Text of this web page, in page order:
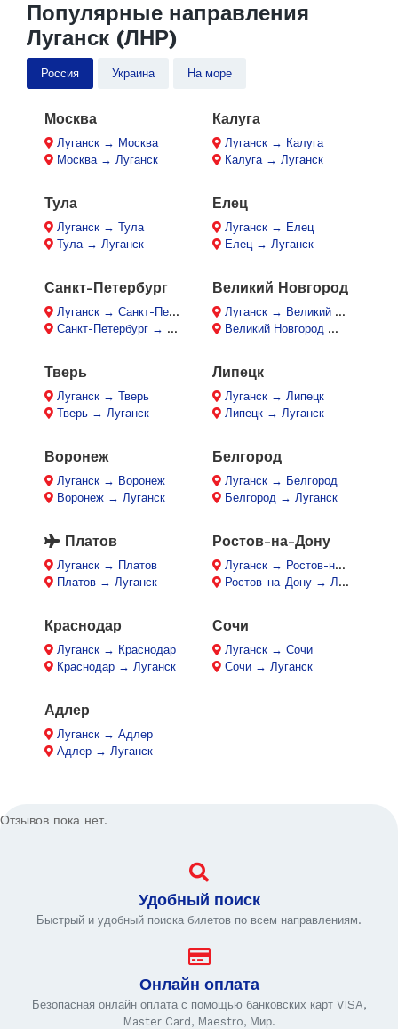
Популярные направления
Луганск (ЛНР)
Россия Украина На море
Москва
Луганск → Москва
Москва → Луганск
Калуга
Луганск → Калуга
Калуга → Луганск
Тула
Луганск → Тула
Тула → Луганск
Елец
Луганск → Елец
Елец → Луганск
Санкт-Петербург
Луганск → Санкт-Петербург
Санкт-Петербург → Луганск
Великий Новгород
Луганск → Великий Новгород
Великий Новгород → Луганск
Тверь
Луганск → Тверь
Тверь → Луганск
Липецк
Луганск → Липецк
Липецк → Луганск
Воронеж
Луганск → Воронеж
Воронеж → Луганск
Белгород
Луганск → Белгород
Белгород → Луганск
Платов
Луганск → Платов
Платов → Луганск
Ростов-на-Дону
Луганск → Ростов-на-Дону
Ростов-на-Дону → Луганск
Краснодар
Луганск → Краснодар
Краснодар → Луганск
Сочи
Луганск → Сочи
Сочи → Луганск
Адлер
Луганск → Адлер
Адлер → Луганск
Отзывов пока нет.
Удобный поиск
Быстрый и удобный поиска билетов по всем направлениям.
Онлайн оплата
Безопасная онлайн оплата с помощью банковских карт VISA,
Master Card, Maestro, Мир.